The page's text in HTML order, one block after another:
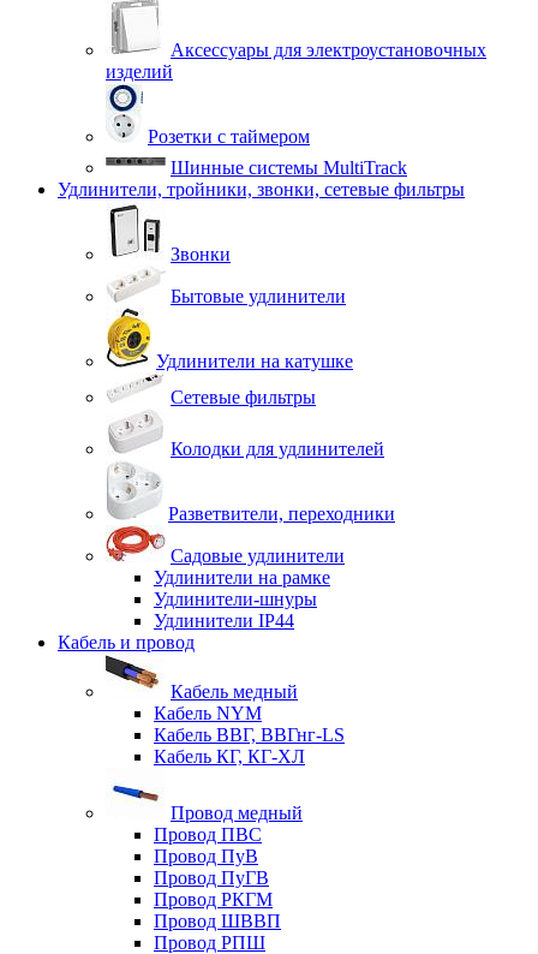
Аксессуары для электроустановочных
изделий
Розетки с таймером
Шинные системы MultiTrack
Удлинители, тройники, звонки, сетевые фильтры
Звонки
Бытовые удлинители
Удлинители на катушке
Сетевые фильтры
Колодки для удлинителей
Разветвители, переходники
Садовые удлинители
Удлинители на рамке
Удлинители-шнуры
Удлинители IP44
Кабель и провод
Кабель медный
Кабель NYM
Кабель ВВГ, ВВГнг-LS
Кабель КГ, КГ-ХЛ
Провод медный
Провод ПВС
Провод ПуВ
Провод ПуГВ
Провод РКГМ
Провод ШВВП
Провод РПШ